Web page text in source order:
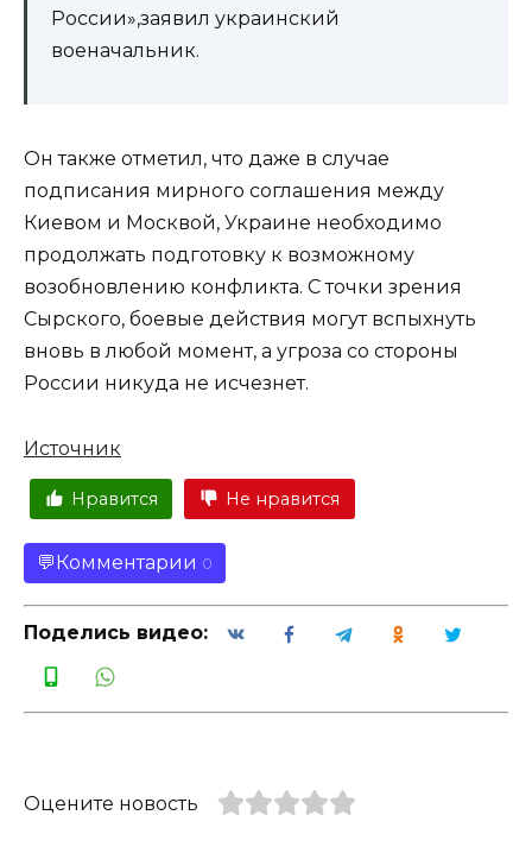
России»,заявил украинский
военачальник.
Он также отметил, что даже в случае
подписания мирного соглашения между
Киевом и Москвой, Украине необходимо
продолжать подготовку к возможному
возобновлению конфликта. С точки зрения
Сырского, боевые действия могут вспыхнуть
вновь в любой момент, а угроза со стороны
России никуда не исчезнет.
Источник
Нравится Не нравится
Комментарии 0
Поделись видео:
Оцените новость